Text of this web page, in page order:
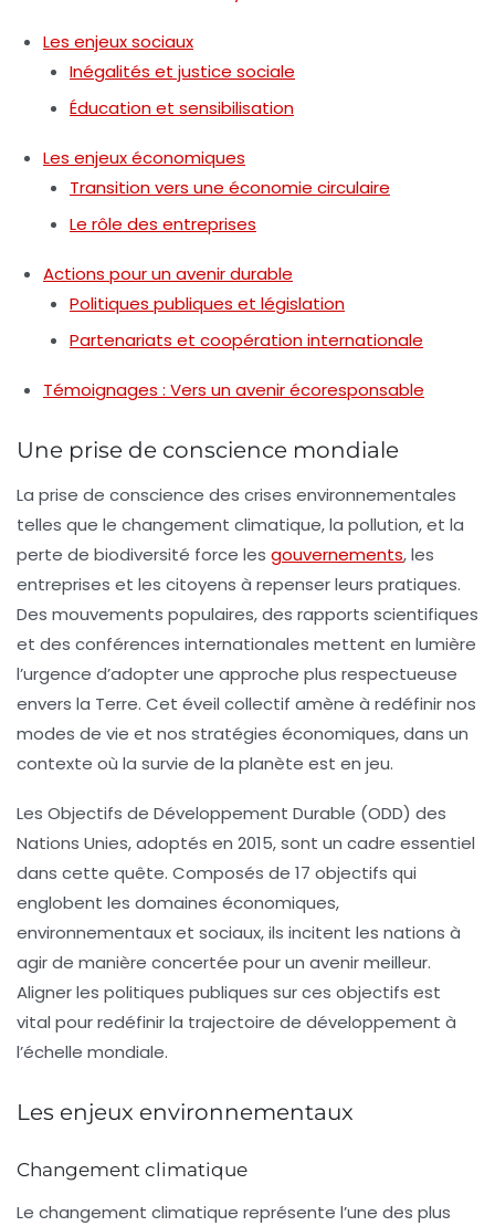
Les enjeux sociaux
Inégalités et justice sociale
Éducation et sensibilisation
Les enjeux économiques
Transition vers une économie circulaire
Le rôle des entreprises
Actions pour un avenir durable
Politiques publiques et législation
Partenariats et coopération internationale
Témoignages : Vers un avenir écoresponsable
Une prise de conscience mondiale
La prise de conscience des crises environnementales
telles que le changement climatique, la pollution, et la
perte de biodiversité force les gouvernements, les
entreprises et les citoyens à repenser leurs pratiques.
Des mouvements populaires, des rapports scientifiques
et des conférences internationales mettent en lumière
l’urgence d’adopter une approche plus respectueuse
envers la Terre. Cet éveil collectif amène à redéfinir nos
modes de vie et nos stratégies économiques, dans un
contexte où la survie de la planète est en jeu.
Les Objectifs de Développement Durable (ODD) des
Nations Unies, adoptés en 2015, sont un cadre essentiel
dans cette quête. Composés de 17 objectifs qui
englobent les domaines économiques,
environnementaux et sociaux, ils incitent les nations à
agir de manière concertée pour un avenir meilleur.
Aligner les politiques publiques sur ces objectifs est
vital pour redéfinir la trajectoire de développement à
l’échelle mondiale.
Les enjeux environnementaux
Changement climatique
Le changement climatique représente l’une des plus